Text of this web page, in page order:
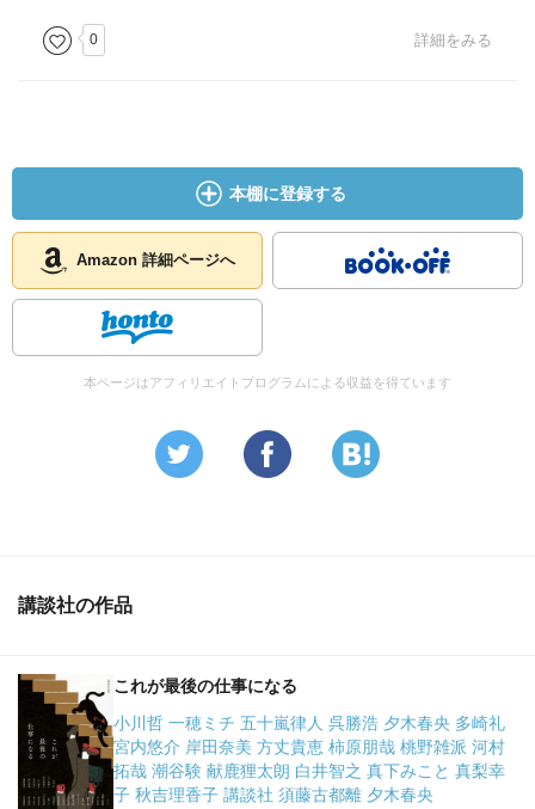
0 詳細をみる
本棚に登録する
Amazon 詳細ページへ
本ページはアフィリエイトプログラムによる収益を得ています
講談社の作品
これが最後の仕事になる
小川哲 一穂ミチ 五十嵐律人 呉勝浩 夕木春央 多崎礼
宮内悠介 岸田奈美 方丈貴恵 柿原朋哉 桃野雑派 河村
拓哉 潮谷験 献鹿狸太朗 白井智之 真下みこと 真梨幸
子 秋吉理香子 講談社 須藤古都離 夕木春央